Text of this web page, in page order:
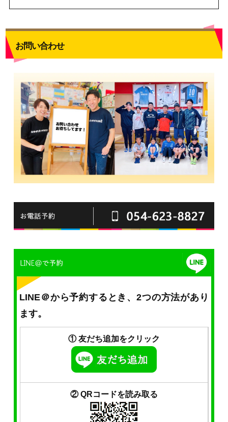
お問い合わせ
LINE＠から予約するとき、2つの方法があり
ます。
① 友だち追加をクリック
② QRコードを読み取る